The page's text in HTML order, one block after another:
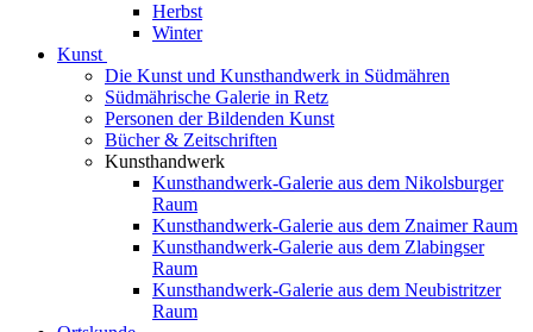
Herbst
Winter
Kunst
Die Kunst und Kunsthandwerk in Südmähren
Südmährische Galerie in Retz
Personen der Bildenden Kunst
Bücher & Zeitschriften
Kunsthandwerk
Kunsthandwerk-Galerie aus dem Nikolsburger
Raum
Kunsthandwerk-Galerie aus dem Znaimer Raum
Kunsthandwerk-Galerie aus dem Zlabingser
Raum
Kunsthandwerk-Galerie aus dem Neubistritzer
Raum